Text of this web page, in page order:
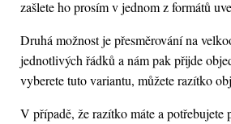
zašlete ho prosím v jednom z formátů
Druhá možnost je přesměrování na
jednotlivých řádků a nám pak přijde
vyberete tuto variantu, můžete razítko
V případě, že razítko máte a potřebujete